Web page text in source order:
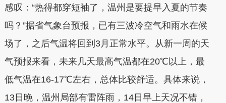
感叹：“热得都穿短袖了，温州是要提早入夏的节奏
吗？”据省气象台预报，已有三波冷空气和雨水在候
场了，之后气温将回到3月正常水平。从新一周的天
气预报来看，未来几天最高气温都在20℃以上，最
低气温在16-17℃左右，总体比较舒适。具体来说，
13日晚，温州局部有雷阵雨，14日早上天况不错，